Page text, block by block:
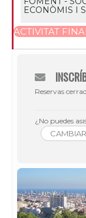
ECONÒMIS I
ACTIVITAT
Reservas
¿No puedes